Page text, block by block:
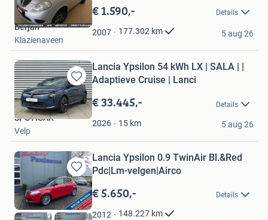
in
Mijn
Favorieten
€ 1.590,- Details
2007 177.302 km
Berjan
Klazienaveen
5 aug 26
Bewaren
in
Mijn
Favorieten
Lancia Ypsilon 54 kWh LX | SALA | |
Adaptieve Cruise | Lanci
€ 33.445,- Details
2026 15 km
SPOTiCAR
Velp
5 aug 26
Bewaren
in
Mijn
Favorieten
Lancia Ypsilon 0.9 TwinAir Bl.&Red
Pdc|Lm-velgen|Airco
€ 5.650,- Details
2012 148.227 km